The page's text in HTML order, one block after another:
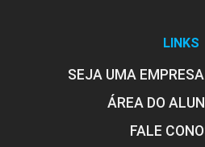
LINKS
SEJA UMA
ÁREA DO
FALE